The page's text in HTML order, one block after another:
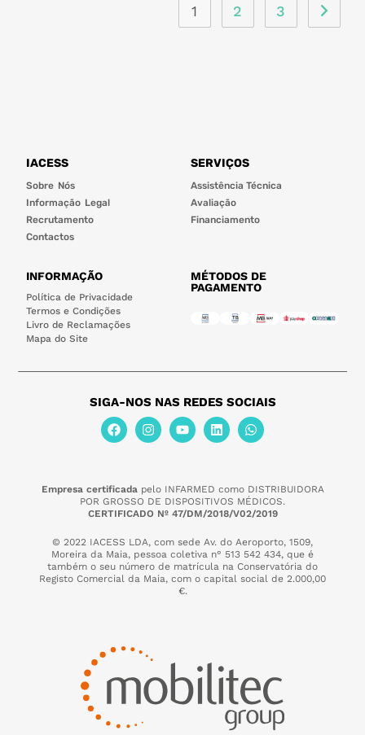
1 2 3
IACESS
Sobre Nós
Informação Legal
Recrutamento
Contactos
SERVIÇOS
Assistência Técnica
Avaliação
Financiamento
INFORMAÇÃO
Política de Privacidade
Termos e Condições
Livro de Reclamações
Mapa do Site
MÉTODOS DE
PAGAMENTO
SIGA-NOS NAS REDES SOCIAIS
Empresa certificada pelo INFARMED como DISTRIBUIDORA
POR GROSSO DE DISPOSITIVOS MÉDICOS.
CERTIFICADO Nº 47/DM/2018/V02/2019
© 2022 IACESS LDA, com sede Av. do Aeroporto, 1509,
Moreira da Maia, pessoa coletiva n° 513 542 434, que é
também o seu número de matrícula na Conservatória do
Registo Comercial da Maia, com o capital social de 2.000,00
€.